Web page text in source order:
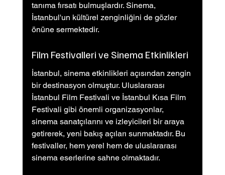
tanıma fırsatı bulmuşlardır. Sinema,
İstanbul'un kültürel zenginliğini de gözler
önüne sermektedir.
Film Festivalleri ve Sinema Etkinlikleri
İstanbul, sinema etkinlikleri açısından zengin
bir destinasyon olmuştur. Uluslararası
İstanbul Film Festivali ve İstanbul Kısa Film
Festivali gibi önemli organizasyonlar,
sinema sanatçılarını ve izleyicileri bir araya
getirerek, yeni bakış açıları sunmaktadır. Bu
festivaller, hem yerel hem de uluslararası
sinema eserlerine sahne olmaktadır.